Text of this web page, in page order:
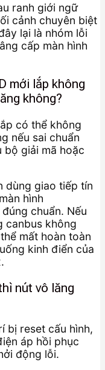
ranh giới ngữ
cảnh chuyên biệt
lại là nhóm lỗi
cấp màn hình
mới lắp không
không?
có thể không
nếu sai chuẩn
bộ giải mã hoặc
dùng giao tiếp tín
hình
chuẩn. Nếu
canbus không
mất hoàn toàn
kinh điển của
nút vô lăng
bị reset cấu hình,
áp hồi phục
động lỗi.